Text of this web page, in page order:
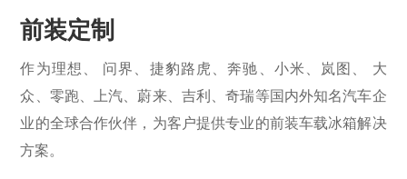
前装定制
作为理想、 问界、捷豹路虎、奔驰、小米、岚图、 大
众、零跑、上汽、蔚来、吉利、奇瑞等国内外知名汽车企
业的全球合作伙伴，为客户提供专业的前装车载冰箱解决
方案。